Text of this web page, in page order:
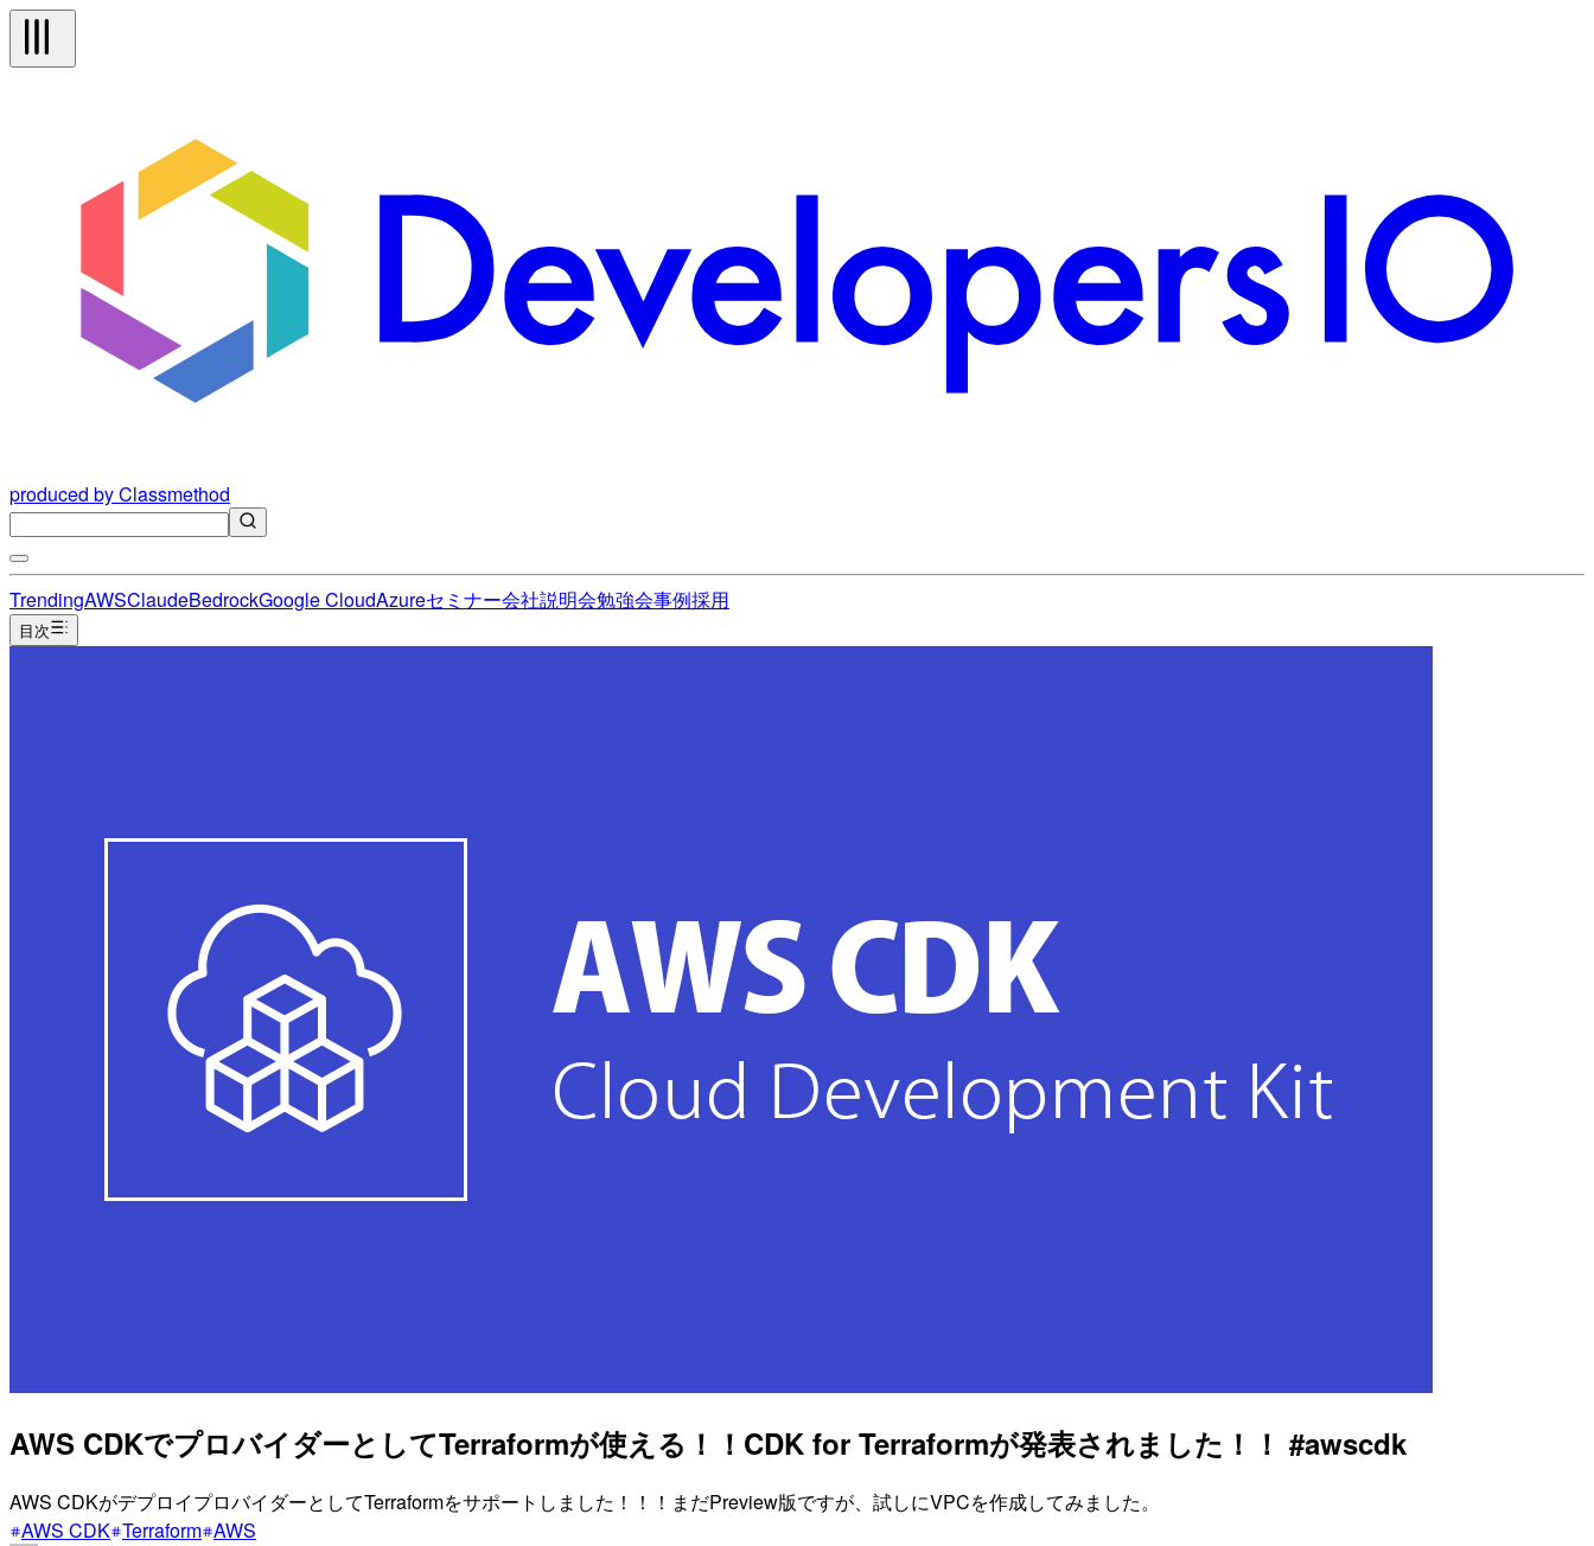
produced by Classmethod
TrendingAWSClaudeBedrockGoogle CloudAzureセミナー会社説明会勉強会事例採用
目次
AWS CDKでプロバイダーとしてTerraformが使える！！CDK for Terraformが発表されました！！ #awscdk
AWS CDKがデプロイプロバイダーとしてTerraformをサポートしました！！！まだPreview版ですが、試しにVPCを作成してみました。
AWS CDK Terraform AWS